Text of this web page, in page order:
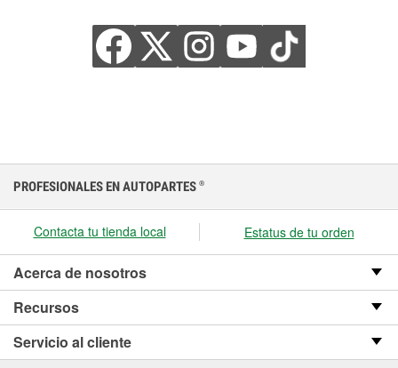
PROFESIONALES EN AUTOPARTES ®
Contacta tu tienda local Estatus de tu orden
Acerca de nosotros
Recursos
Servicio al cliente